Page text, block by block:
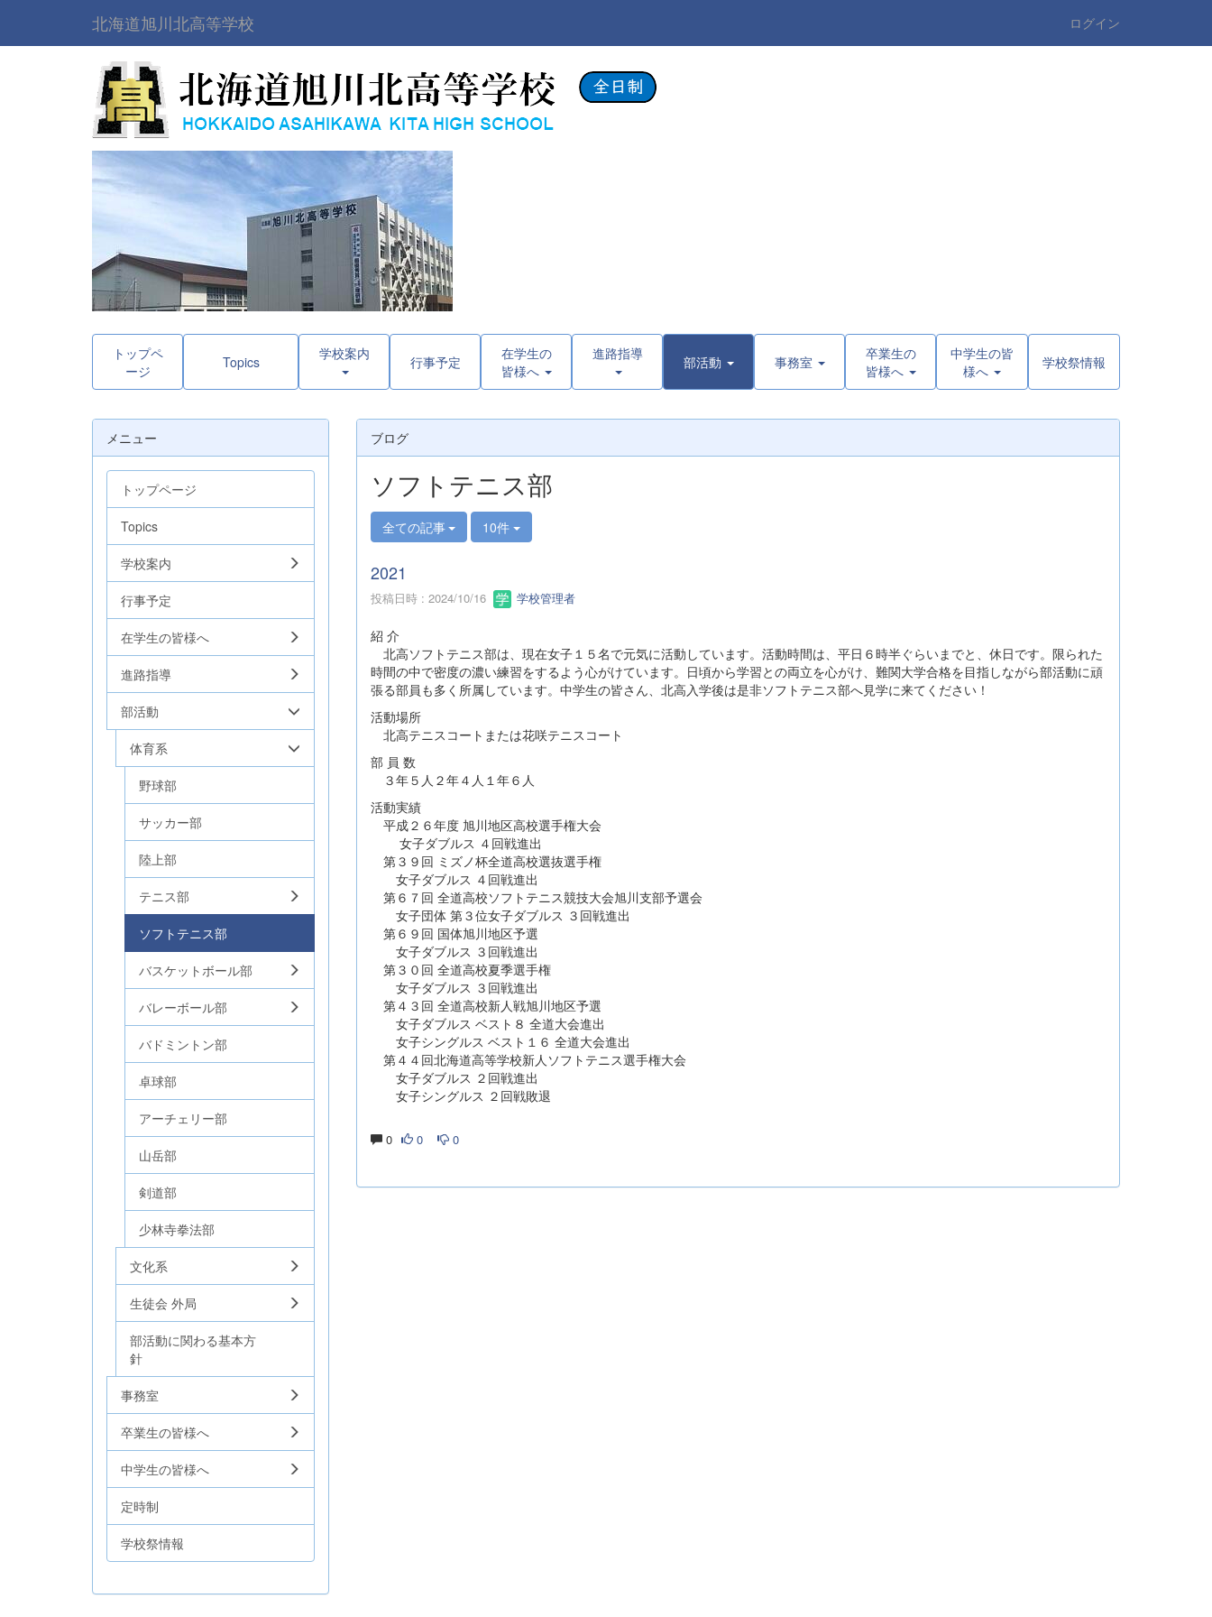
北海道旭川北高等学校 ログイン
トップペ
ージ
Topics 学校案内 行事予定
在学生の
皆様へ
進路指導 部活動 事務室
卒業生の
皆様へ
中学生の皆
様へ
学校祭情報
ブログ
ソフトテニス部
全ての記事 10件
2021
投稿日時 : 2024/10/16 学校管理者
紹 介
北高ソフトテニス部は、現在女子１５名で元気に活動しています。活動時間は、平日６時半ぐらいまでと、休日です。限られた
時間の中で密度の濃い練習をするよう心がけています。日頃から学習との両立を心がけ、難関大学合格を目指しながら部活動に頑
張る部員も多く所属しています。中学生の皆さん、北高入学後は是非ソフトテニス部へ見学に来てください！
活動場所
北高テニスコートまたは花咲テニスコート
部 員 数
３年５人２年４人１年６人
活動実績
平成２６年度 旭川地区高校選手権大会
女子ダブルス ４回戦進出
第３９回 ミズノ杯全道高校選抜選手権
女子ダブルス ４回戦進出
第６７回 全道高校ソフトテニス競技大会旭川支部予選会
女子団体 第３位女子ダブルス ３回戦進出
第６９回 国体旭川地区予選
女子ダブルス ３回戦進出
第３０回 全道高校夏季選手権
女子ダブルス ３回戦進出
第４３回 全道高校新人戦旭川地区予選
女子ダブルス ベスト８ 全道大会進出
女子シングルス ベスト１６ 全道大会進出
第４４回北海道高等学校新人ソフトテニス選手権大会
女子ダブルス ２回戦進出
女子シングルス ２回戦敗退
0 0 0
メニュー
トップページ
Topics
学校案内
行事予定
在学生の皆様へ
進路指導
部活動
体育系
野球部
サッカー部
陸上部
テニス部
ソフトテニス部
バスケットボール部
バレーボール部
バドミントン部
卓球部
アーチェリー部
山岳部
剣道部
少林寺拳法部
文化系
生徒会 外局
部活動に関わる基本方
針
事務室
卒業生の皆様へ
中学生の皆様へ
定時制
学校祭情報